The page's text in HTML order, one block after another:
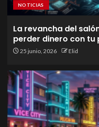
NOTICIAS
La revancha del
perder dinero con tu
25 junio, 2026 Elid